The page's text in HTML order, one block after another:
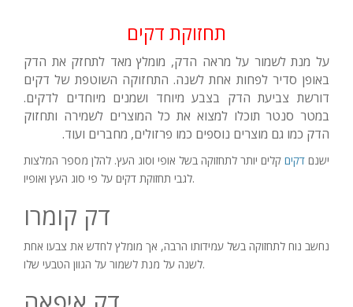
תחזוקת דקים
על מנת לשמור על מראה הדק, מומלץ מאד לתחזק את הדק
באופן סדיר לפחות אחת לשנה. התחזוקה השוטפת של דקים
דורשת צביעת הדק בצבע מיוחד ושמנים מיוחדים לדקים.
במטר סנטר תוכלו למצוא את כל המוצרים לשמירה ותחזוק
הדק כמו גם מוצרים נוספים כמו פרזולים, מחברים ועוד.
ישנם דקים קלים יותר לתחזוקה בשל אופי וסוג העץ. להלן מספר המלצות
לגבי תחזוקת דקים על פי סוג העץ ואופיו.
דק קומרו
נחשב נוח לתחזוקה בשל עמידותו הרבה, אך מומלץ לחדש את צבעו אחת
לשנה על מנת לשמור על הגוון הטבעי שלו.